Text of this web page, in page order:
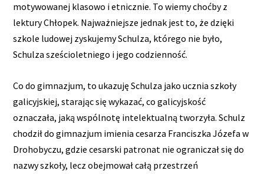
motywowanej klasowo i etnicznie. To wiemy choćby z
lektury Chłopek. Najważniejsze jednak jest to, że dzięki
szkole ludowej zyskujemy Schulza, którego nie było,
Schulza sześcioletniego i jego codzienność.
Co do gimnazjum, to ukazuję Schulza jako ucznia szkoły
galicyjskiej, starając się wykazać, co galicyjskość
oznaczała, jaką wspólnotę intelektualną tworzyła. Schulz
chodził do gimnazjum imienia cesarza Franciszka Józefa w
Drohobyczu, gdzie cesarski patronat nie ograniczał się do
nazwy szkoły, lecz obejmował całą przestrzeń